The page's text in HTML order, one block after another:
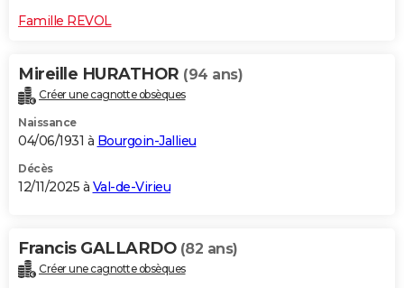
Famille REVOL
Mireille HURATHOR (94 ans)
Créer une cagnotte obsèques
Naissance
04/06/1931 à Bourgoin-Jallieu
Décès
12/11/2025 à Val-de-Virieu
Francis GALLARDO (82 ans)
Créer une cagnotte obsèques